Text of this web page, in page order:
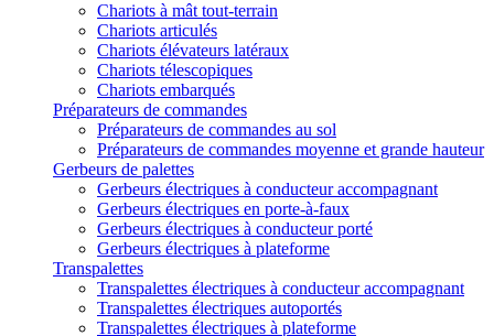
Chariots à mât tout-terrain
Chariots articulés
Chariots élévateurs latéraux
Chariots télescopiques
Chariots embarqués
Préparateurs de commandes
Préparateurs de commandes au sol
Préparateurs de commandes moyenne et grande hauteur
Gerbeurs de palettes
Gerbeurs électriques à conducteur accompagnant
Gerbeurs électriques en porte-à-faux
Gerbeurs électriques à conducteur porté
Gerbeurs électriques à plateforme
Transpalettes
Transpalettes électriques à conducteur accompagnant
Transpalettes électriques autoportés
Transpalettes électriques à plateforme